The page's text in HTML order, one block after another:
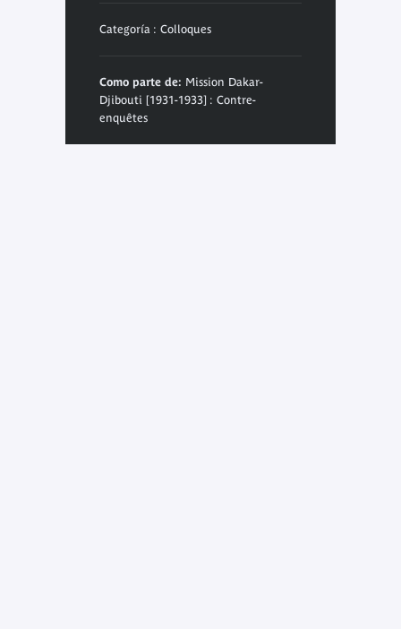
Categoría : Colloques
Como parte de: Mission Dakar-
Djibouti [1931-1933] : Contre-
enquêtes